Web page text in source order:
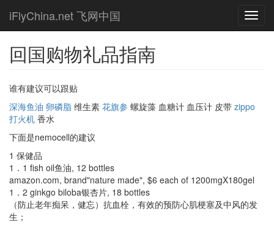
main
iFlyChina.net 飞网中国
回国购物礼品指南
谁有建议可以跟贴
深海鱼油 卵磷脂 维生素 花旗参 螺旋藻 血糖计 血压计 皮带 zippo
打火机 香水
下面是nemocell的建议
1 保健品
1．1 fish oil鱼油, 12 bottles
amazon.com, brand"nature made", $6 each of 1200mgX180gel
1．2 ginkgo biloba银杏片, 18 bottles
（防止老年痴呆，健忘）抗血栓，有效的预防心肌梗塞及中风的发
生；